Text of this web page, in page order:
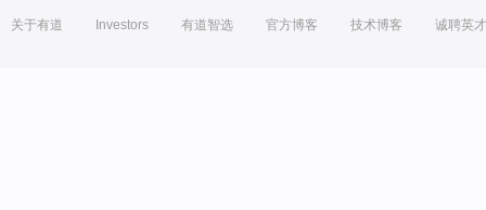
关于有道 Investors 有道智选 官方博客 技术博客 诚聘英才